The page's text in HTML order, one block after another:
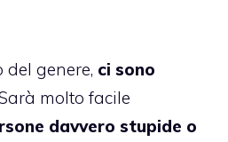
genere, ci sono
molto facile
davvero stupide o